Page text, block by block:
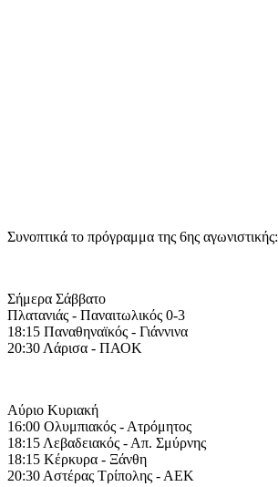
Συνοπτικά το πρόγραμμα της 6ης αγωνιστικής:
Σήμερα Σάββατο
Πλατανιάς - Παναιτωλικός 0-3
18:15 Παναθηναϊκός - Γιάννινα
20:30 Λάρισα - ΠΑΟΚ
Αύριο Κυριακή
16:00 Ολυμπιακός - Ατρόμητος
18:15 Λεβαδειακός - Απ. Σμύρνης
18:15 Κέρκυρα - Ξάνθη
20:30 Αστέρας Τρίπολης - ΑΕΚ